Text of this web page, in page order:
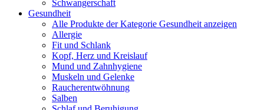
Schwangerschaft
Gesundheit
Alle Produkte der Kategorie Gesundheit anzeigen
Allergie
Fit und Schlank
Kopf, Herz und Kreislauf
Mund und Zahnhygiene
Muskeln und Gelenke
Raucherentwöhnung
Salben